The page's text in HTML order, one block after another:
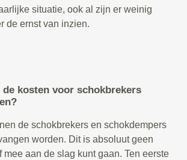
situatie, ook al zijn er weinig
de ernst van inzien.
de kosten voor schokbrekers
de schokbrekers en schokdempers
worden. Dit is absoluut geen
mee aan de slag kunt gaan. Ten eerste